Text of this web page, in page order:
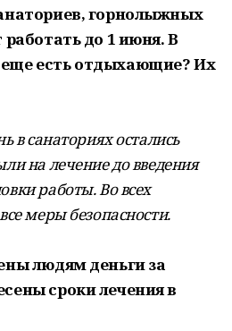
горнолыжных
работать до 1 июня. В
есть отдыхающие? Их
в санаториях остались
на лечение до введения
работы. Во всех
меры безопасности.
людям деньги за
сроки лечения в